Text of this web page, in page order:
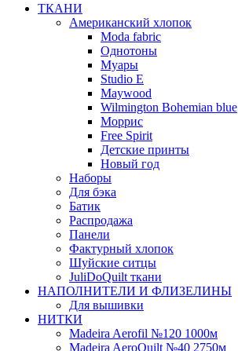
ТКАНИ
Американский хлопок
Moda fabric
Однотоны
Муары
Studio E
Maywood
Wilmington Bohemian blue
Моррис
Free Spirit
Детские принты
Новый год
Наборы
Для бэка
Батик
Распродажа
Панели
Фактурный хлопок
Шуйские ситцы
JuliDoQuilt ткани
НАПОЛНИТЕЛИ И ФЛИЗЕЛИНЫ
Для вышивки
НИТКИ
Madeira Aerofil №120 1000м
Madeira AeroQuilt №40 2750м